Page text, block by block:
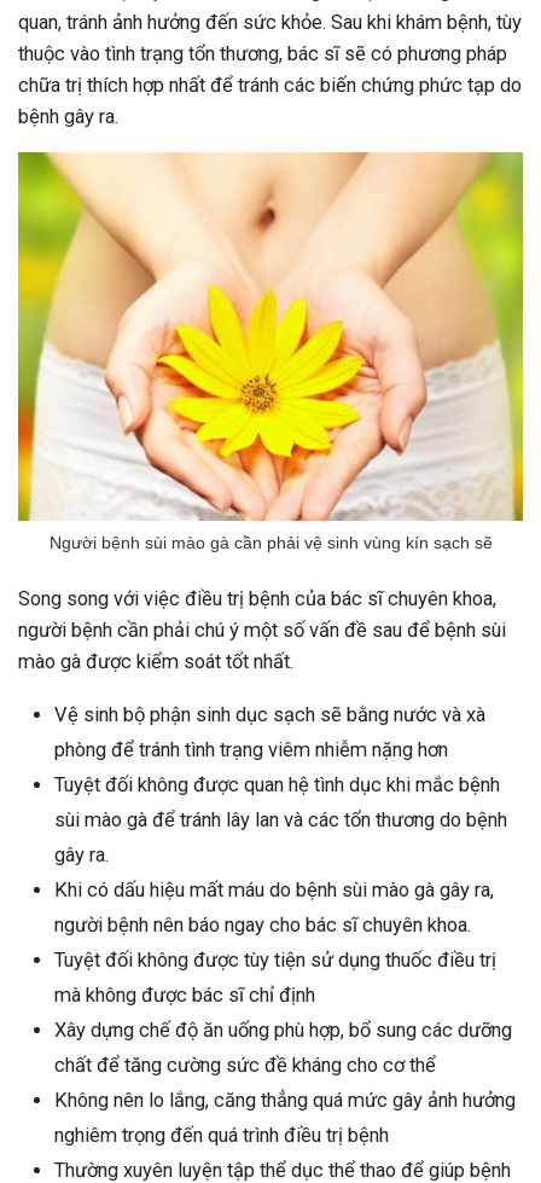
quan, tránh ảnh hưởng đến sức khỏe. Sau khi khám bệnh, tùy
thuộc vào tình trạng tổn thương, bác sĩ sẽ có phương pháp
chữa trị thích hợp nhất để tránh các biến chứng phức tạp do
bệnh gây ra.
Người bệnh sùi mào gà cần phải vệ sinh vùng kín sạch sẽ
Song song với việc điều trị bệnh của bác sĩ chuyên khoa,
người bệnh cần phải chú ý một số vấn đề sau để bệnh sùi
mào gà được kiểm soát tốt nhất.
Vệ sinh bộ phận sinh dục sạch sẽ bằng nước và xà
phòng để tránh tình trạng viêm nhiễm nặng hơn
Tuyệt đối không được quan hệ tình dục khi mắc bệnh
sùi mào gà để tránh lây lan và các tổn thương do bệnh
gây ra.
Khi có dấu hiệu mất máu do bệnh sùi mào gà gây ra,
người bệnh nên báo ngay cho bác sĩ chuyên khoa.
Tuyệt đối không được tùy tiện sử dụng thuốc điều trị
mà không được bác sĩ chỉ định
Xây dựng chế độ ăn uống phù hợp, bổ sung các dưỡng
chất để tăng cường sức đề kháng cho cơ thể
Không nên lo lắng, căng thẳng quá mức gây ảnh hưởng
nghiêm trọng đến quá trình điều trị bệnh
Thường xuyên luyện tập thể dục thể thao để giúp bệnh